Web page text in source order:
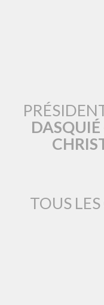
DASQUIÉ
TOUS